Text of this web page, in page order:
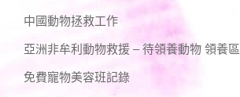
中國動物拯救工作
亞洲非牟利動物救援 – 待領養動物 領養區
免費寵物美容班記錄